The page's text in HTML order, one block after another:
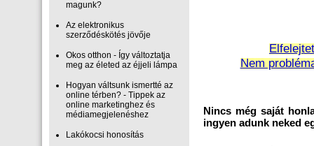
magunk?
Az elektronikus
szerződéskötés jövője
Okos otthon - Így változtatja
meg az életed az éjjeli lámpa
Hogyan váltsunk ismertté az
online térben? - Tippek az
online marketinghez és
médiamegjelenéshez
Lakókocsi honosítás
Nem
Nincs még saját
ingyen adunk neked